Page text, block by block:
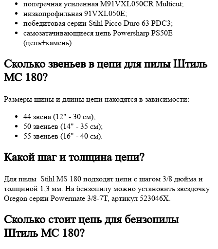
поперечная усиленная M91VXL050CR Multicut;
низкопрофильная 91VXL050E;
победитовая серии Stihl Picco Duro 63 PDC3;
самозатачивающиеся цепь Powersharp PS50E
(цепь+камень).
Сколько звеньев в цепи для пилы Штиль
МС 180?
Размеры шины и длины цепи находятся в зависимости:
44 звена (12" - 30 см);
50 звеньев (14" - 35 см);
55 звеньев (16" - 40 см).
Какой шаг и толщина цепи?
Для пилы Stihl MS 180 подходят цепи с шагом 3/8 дюйма и
толщиной 1,3 мм. На бензопилу можно установить звездочку
Oregon серии Powermate 3/8-7T, артикул 523046X.
Сколько стоит цепь для бензопилы
Штиль МС 180?